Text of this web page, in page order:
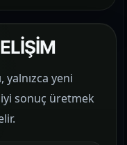
yalnızca yeni
sonuç üretmek